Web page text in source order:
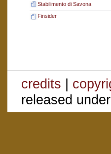
Stabilimento di Savona
Finsider
credits |
released under